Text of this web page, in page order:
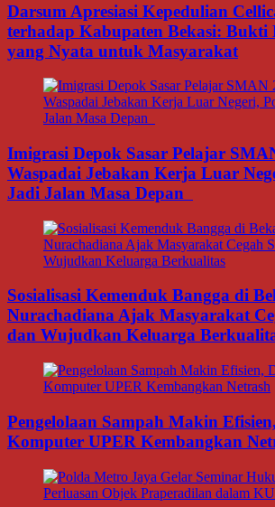
Darsum Apresiasi Kepedulian
terhadap Kabupaten Bekasi: Bukti
yang Nyata untuk Masyarakat
Imigrasi Depok Sasar Pelajar
Waspadai Jebakan Kerja Luar
Jadi Jalan Masa Depan
Sosialisasi Kemenduk Bangga di
Nurachadiana Ajak Masyarakat
dan Wujudkan Keluarga
Pengelolaan Sampah Makin
Komputer UPER Kembangkan